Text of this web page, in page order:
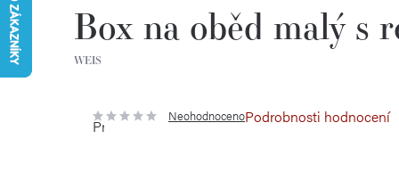
Box na oběd malý s
WEIS
Průměrné
hodnocení
NeohodnocenoPodrobnosti hodnocení